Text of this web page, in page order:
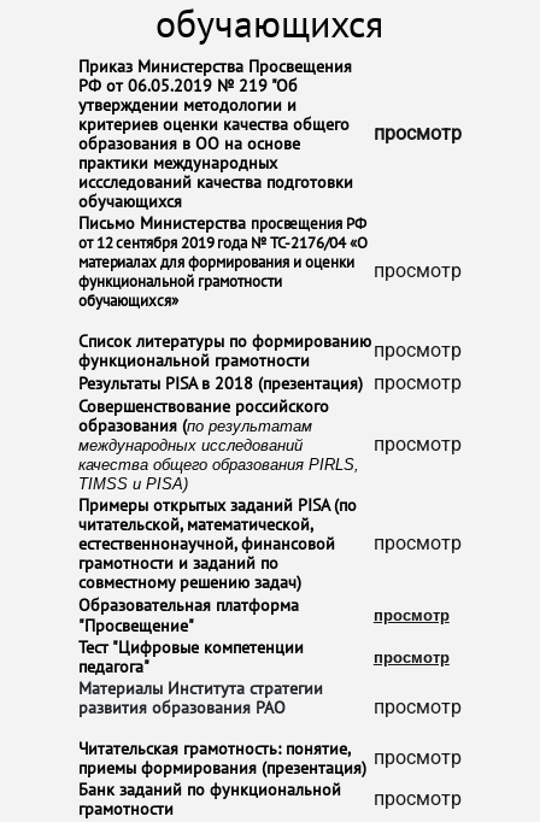
обучающихся​
​Приказ Министерства Просвещения
РФ от 06.05.2019 № 219 "Об
утверждении методологии и
критериев оценки качества общего
образования в ОО на основе
практики международных
иссследований качества подготовки
обучающихся
просмотр
​Письмо Министерства просвещения РФ
от 12 сентября 2019 года № ТС-2176/04 «О
материалах дляформирования и оценки
функциональной грамотности
обучающихся»
просмотр
​Список литературы по формированию
функциональной грамотности
просмотр​
​Результаты PISA в 2018 (презентация) просмотр
​Совершенствование российского
образования (по результатам
международных исследований
качества общего образования PIRLS,
TIMSS и PISA)​
просмотр
​Примеры открытых заданий PISA (по
читательской, математической,
естественнонаучной, финансовой
грамотности и заданий по
совместному решению задач)
просмотр
Образовательная платформа
"Просвещение" ​
просмотр​​
Тест "Цифровые компетенции
педагога" ​
​просмотр​​
Материалы Института стратегии
развития образования РАО
просмотр​
​Читательская грамотность: понятие,
приемы формирования (презентация) просмотр​
​Банк заданий по функциональной
грамотности
просмотр